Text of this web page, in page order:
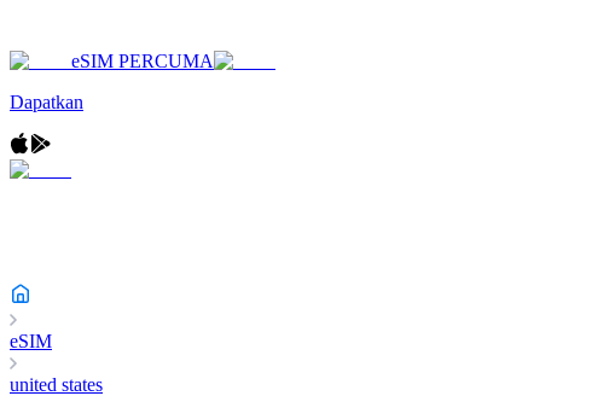
eSIM PERCUMA
Dapatkan
eSIM
united states